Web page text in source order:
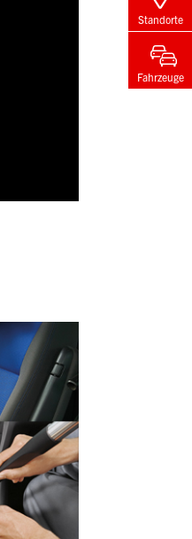
Standorte
Fahrzeuge